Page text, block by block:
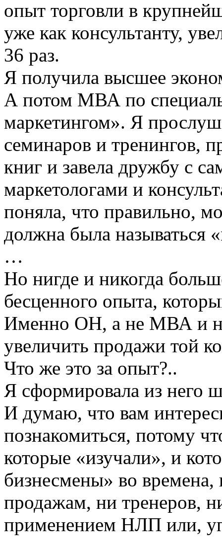
опыт торговли в
уже как консультанту,
36 раз.
Я получила высшее
А потом МВА по
маркетингом». Я
семинаров и тренингов,
книг и завела дружбу с
маркетологами и
поняла, что правильно,
должна была называться
…
Но нигде и никогда
бесценного опыта,
Именно ОН, а не МВА и
увеличить продажи той
Что же это за опыт?..
Я сформировала из него
И думаю, что вам
познакомиться, потому
которые «изучали», и
бизнесмены» во
продажам, ни тренеров,
применением НЛП или,